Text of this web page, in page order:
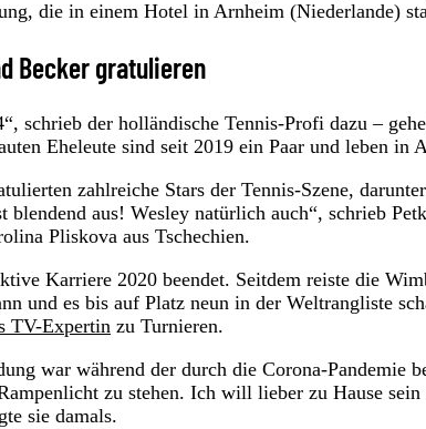
die in einem Hotel in Arnheim (Niederlande)
Becker gratulieren
schrieb der holländische Tennis-Profi dazu –
Eheleute sind seit 2019 ein Paar und leben in
zahlreiche Stars der Tennis-Szene,
blendend aus! Wesley natürlich auch“, schrieb
Pliskova aus Tschechien.
Karriere 2020 beendet. Seitdem reiste die
und es bis auf Platz neun in der Weltrangliste
TV-Expertin zu Turnieren.
war während der durch die Corona-Pandemie
zu stehen. Ich will lieber zu Hause
sie damals.